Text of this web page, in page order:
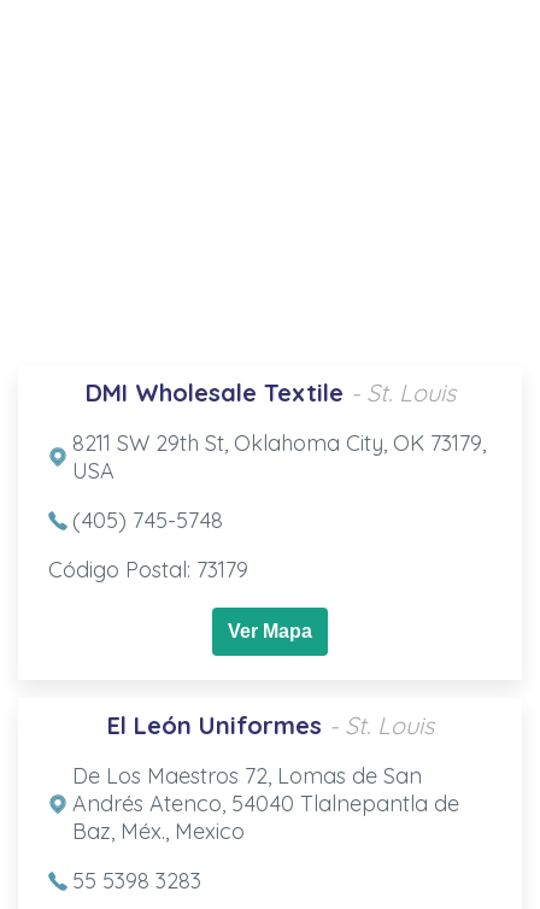
DMI Wholesale Textile - St. Louis
8211 SW 29th St, Oklahoma City, OK 73179,
USA
(405) 745-5748
Código Postal: 73179
Ver Mapa
El León Uniformes - St. Louis
De Los Maestros 72, Lomas de San
Andrés Atenco, 54040 Tlalnepantla de
Baz, Méx., Mexico
55 5398 3283